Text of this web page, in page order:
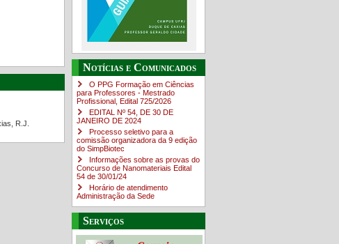
R.J.
Guia do estudante
Notícias e Comunicados
O PPG Formação em Ciências
para Professores - Mestrado
Profissional, Edital ​725/202​6
EDITAL Nº 54, DE 30 DE
JANEIRO DE 2024
Processo seletivo para a
comissão organizadora da 9 edição
do SimpBiotec
Informações sobre as provas do
Concurso de Nanomateriais Edital
54 de 30/01/24
Horário de atendimento
Administração da Sede
Serviços